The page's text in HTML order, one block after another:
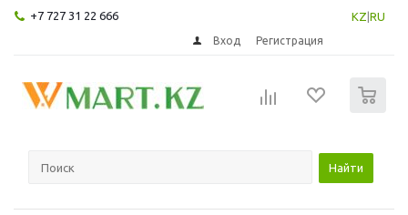
+7 727 31 22 666 KZ RU
Вход Регистрация
Найти